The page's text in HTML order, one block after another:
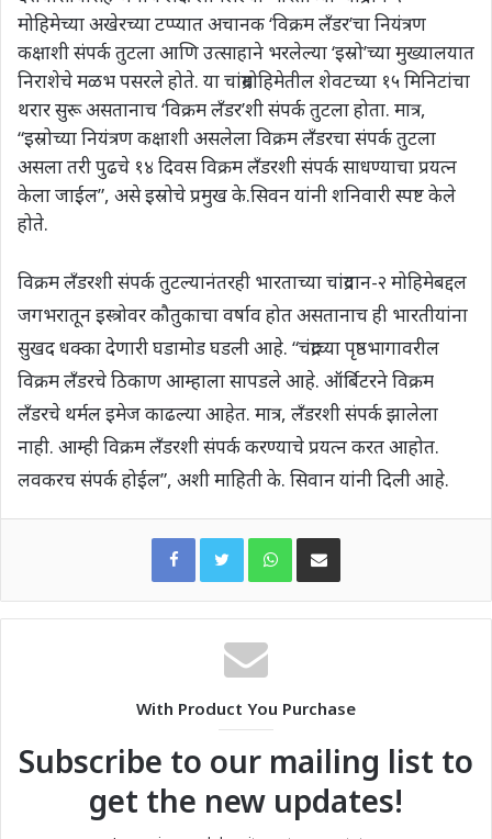
मोहिमेच्या अखेरच्या टप्प्यात अचानक ‘विक्रम लँडर’चा नियंत्रण
कक्षाशी संपर्क तुटला आणि उत्साहाने भरलेल्या ‘इस्रो’च्या मुख्यालयात
निराशेचे मळभ पसरले होते. या चांद्रमोहिमेतील शेवटच्या १५ मिनिटांचा
थरार सुरू असतानाच ‘विक्रम लँडर’शी संपर्क तुटला होता. मात्र,
“इस्रोच्या नियंत्रण कक्षाशी असलेला विक्रम लँडरचा संपर्क तुटला
असला तरी पुढचे १४ दिवस विक्रम लँडरशी संपर्क साधण्याचा प्रयत्न
केला जाईल”, असे इस्रोचे प्रमुख के.सिवन यांनी शनिवारी स्पष्ट केले
होते.
विक्रम लँडरशी संपर्क तुटल्यानंतरही भारताच्या चांद्रयान-२ मोहिमेबद्दल
जगभरातून इस्त्रोवर कौतुकाचा वर्षाव होत असतानाच ही भारतीयांना
सुखद धक्का देणारी घडामोड घडली आहे. “चंद्राच्या पृष्ठभागावरील
विक्रम लँडरचे ठिकाण आम्हाला सापडले आहे. ऑर्बिटरने विक्रम
लँडरचे थर्मल इमेज काढल्या आहेत. मात्र, लँडरशी संपर्क झालेला
नाही. आम्ही विक्रम लँडरशी संपर्क करण्याचे प्रयत्न करत आहोत.
लवकरच संपर्क होईल”, अशी माहिती के. सिवान यांनी दिली आहे.
WhatsAppShare via Email
With Product You Purchase
Subscribe to our mailing list to
get the new updates!